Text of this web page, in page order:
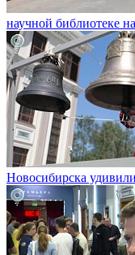
научной библиотеке
Новосибирска